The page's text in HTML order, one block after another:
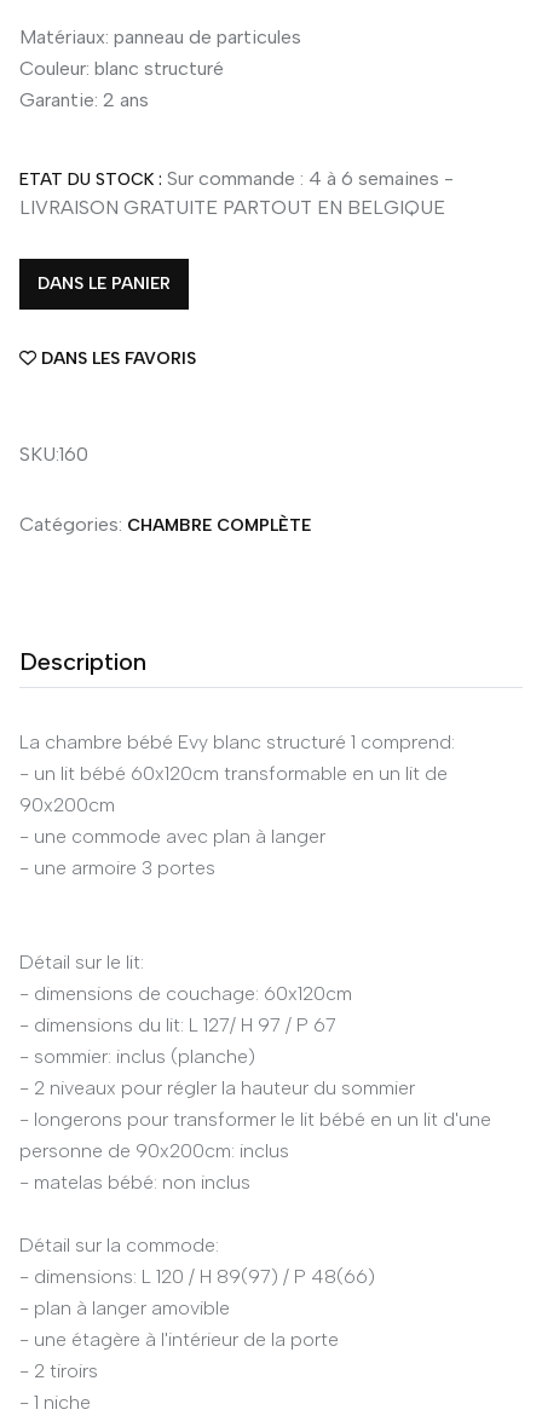
Matériaux: panneau de particules
Couleur: blanc structuré
Garantie: 2 ans
ETAT DU STOCK : Sur commande : 4 à 6 semaines -
LIVRAISON GRATUITE PARTOUT EN BELGIQUE
DANS LE PANIER
DANS LES FAVORIS
SKU:160
Catégories: CHAMBRE COMPLÈTE
Description
La chambre bébé Evy blanc structuré 1 comprend:
- un lit bébé 60x120cm transformable en un lit de
90x200cm
- une commode avec plan à langer
- une armoire 3 portes
Détail sur le lit:
- dimensions de couchage: 60x120cm
- dimensions du lit: L 127/ H 97 / P 67
- sommier: inclus (planche)
- 2 niveaux pour régler la hauteur du sommier
- longerons pour transformer le lit bébé en un lit d'une
personne de 90x200cm: inclus
- matelas bébé: non inclus
Détail sur la commode:
- dimensions: L 120 / H 89(97) / P 48(66)
- plan à langer amovible
- une étagère à l'intérieur de la porte
- 2 tiroirs
- 1 niche